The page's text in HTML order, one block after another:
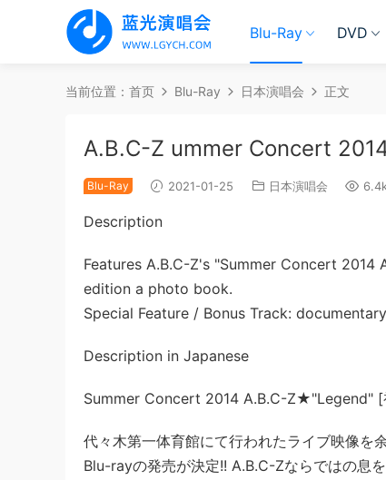
Blu-Ray DVD
当前位置： 首页 Blu-Ray 日本演唱会 正文
A.B.C-Z ummer Concert
Blu-Ray 2021-01-25 日本演唱会 6.4k
Description
Features A.B.C-Z's "Summer Concert
edition a photo book.
Special Feature / Bonus Track:
Description in Japanese
Summer Concert 2014 A.B.C-Z★"Legend" [
代々木第一体育館にて行われたライブ映像
Blu-rayの発売が決定!! A.B.C-Zならではの息